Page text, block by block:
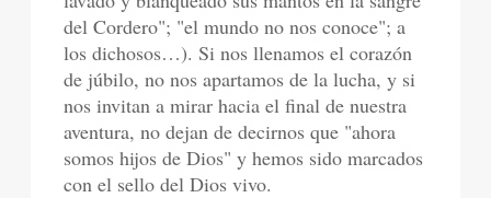
del Cordero"; "el mundo no nos conoce"; a
los dichosos…). Si nos llenamos el corazón
de júbilo, no nos apartamos de la lucha, y si
nos invitan a mirar hacia el final de nuestra
aventura, no dejan de decirnos que "ahora
somos hijos de Dios" y hemos sido marcados
con el sello del Dios vivo.